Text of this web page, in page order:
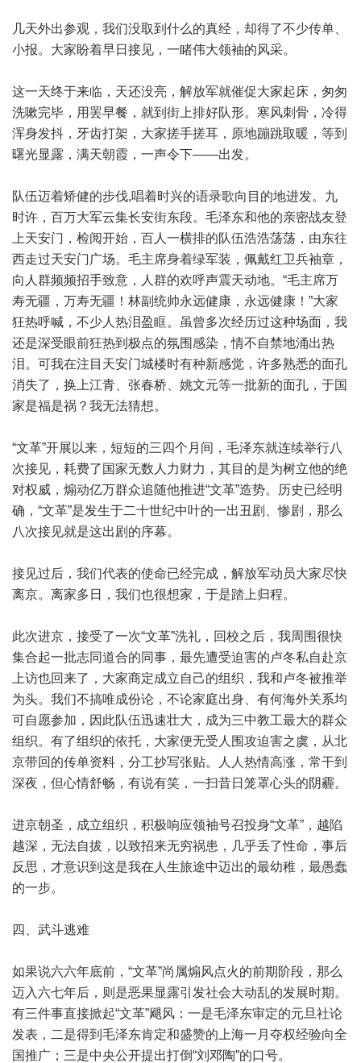
几天外出参观，我们没取到什么的真经，却得了不少传单、
小报。大家盼着早日接见，一睹伟大领袖的风采。
这一天终于来临，天还没亮，解放军就催促大家起床，匆匆
洗嗽完毕，用罢早餐，就到街上排好队形。寒风刺骨，冷得
浑身发抖，牙齿打架，大家搓手搓耳，原地蹦跳取暖，等到
曙光显露，满天朝霞，一声令下——出发。
队伍迈着矫健的步伐,唱着时兴的语录歌向目的地进发。九
时许，百万大军云集长安街东段。毛泽东和他的亲密战友登
上天安门，检阅开始，百人一横排的队伍浩浩荡荡，由东往
西走过天安门广场。毛主席身着绿军装，佩戴红卫兵袖章，
向人群频频招手致意，人群的欢呼声震天动地。“毛主席万
寿无疆，万寿无疆！林副统帅永远健康，永远健康！”大家
狂热呼喊，不少人热泪盈眶。虽曾多次经历过这种场面，我
还是深受眼前狂热到极点的氛围感染，情不自禁地涌出热
泪。可我在注目天安门城楼时有种新感觉，许多熟悉的面孔
消失了，换上江青、张春桥、姚文元等一批新的面孔，于国
家是福是祸？我无法猜想。
“文革”开展以来，短短的三四个月间，毛泽东就连续举行八
次接见，耗费了国家无数人力财力，其目的是为树立他的绝
对权威，煽动亿万群众追随他推进“文革”造势。历史已经明
确，“文革”是发生于二十世纪中叶的一出丑剧、惨剧，那么
八次接见就是这出剧的序幕。
接见过后，我们代表的使命已经完成，解放军动员大家尽快
离京。离家多日，我们也很想家，于是踏上归程。
此次进京，接受了一次“文革”洗礼，回校之后，我周围很快
集合起一批志同道合的同事，最先遭受迫害的卢冬私自赴京
上访也回来了，大家商定成立自己的组织，我和卢冬被推举
为头。我们不搞唯成份论，不论家庭出身、有何海外关系均
可自愿参加，因此队伍迅速壮大，成为三中教工最大的群众
组织。有了组织的依托，大家便无受人围攻迫害之虞，从北
京带回的传单资料，分工抄写张贴。人人热情高涨，常干到
深夜，但心情舒畅，有说有笑，一扫昔日笼罩心头的阴霾。
进京朝圣，成立组织，积极响应领袖号召投身“文革”，越陷
越深，无法自拔，以致招来无穷祸患，几乎丢了性命，事后
反思，才意识到这是我在人生旅途中迈出的最幼稚，最愚蠢
的一步。
四、武斗逃难
如果说六六年底前，“文革”尚属煽风点火的前期阶段，那么
迈入六七年后，则是恶果显露引发社会大动乱的发展时期。
有三件事直接掀起“文革”飓风：一是毛泽东审定的元旦社论
发表，二是得到毛泽东肯定和盛赞的上海一月夺权经验向全
国推广；三是中央公开提出打倒“刘邓陶”的口号。